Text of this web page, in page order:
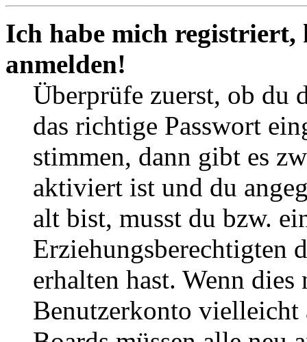
Ich habe mich
anmelden!
Überprüfe zuerst, ob du
das richtige Passwort
stimmen, dann gibt es
aktiviert ist und du
alt bist, musst du bzw.
Erziehungsberechtigten
erhalten hast. Wenn
Benutzerkonto